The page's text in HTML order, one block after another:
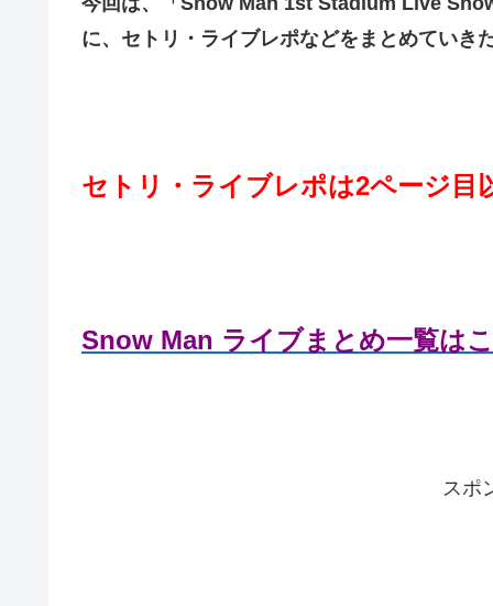
に、セトリ・ライブレポなどをまとめていき
セトリ・ライブレポは2ページ目
Snow Man ライブまとめ一覧は
スポ